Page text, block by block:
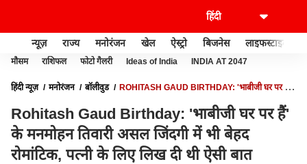
न्यूज़ राज्य मनोरंजन खेल ऐस्ट्रो बिजनेस लाइफस्टाइल
मौसम राशिफल फोटो गैलरी Ideas of India INDIA AT 2047
हिंदी न्यूज़ मनोरंजन बॉलीवुड
ROHITASH GAUD BIRTHDAY: 'भाबीजी घर पर हैं'
Rohitash Gaud Birthday: 'भाबीजी घर पर हैं'
के मनमोहन तिवारी असल जिंदगी में भी बेहद
रोमांटिक, पत्नी के लिए लिख दी थी ऐसी बात